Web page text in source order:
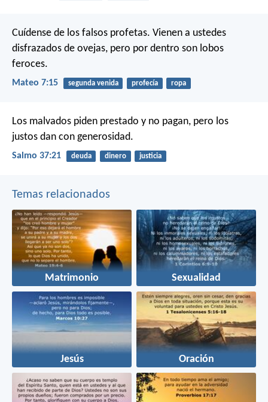
Cuídense de los falsos profetas. Vienen a ustedes
disfrazados de ovejas, pero por dentro son lobos
feroces.
Mateo 7:15 segunda venida profecía ropa
Los malvados piden prestado y no pagan, pero los
justos dan con generosidad.
Salmo 37:21 deuda dinero justicia
Temas relacionados
Matrimonio Sexualidad
Jesús Oración